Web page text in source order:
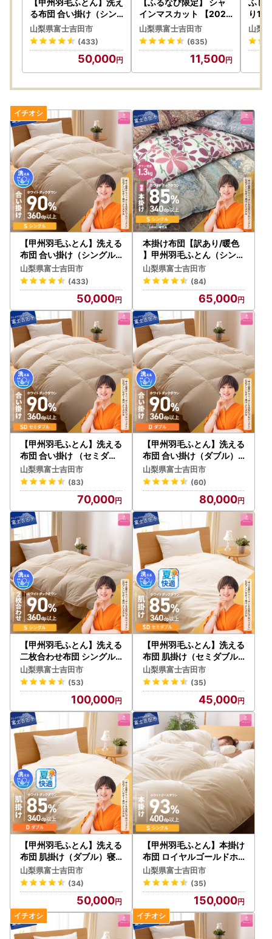
【甲州羽毛ふとん】洗え
る布団 合い掛け（シン
グル）寝具 暖かい布団
山梨県富士吉田市
(433)
50,000
【ふるなび限定】 シャ
インマスカット 【2026
年発送】高級 山梨県産
シャインマスカット 2～
3房 （1.2kg以上） フル
ーツ FN-Limited-SP
山梨県富士吉田市
(635)
11,500
ふじ
り
ト ク
山梨
【甲州羽毛ふとん】洗える
布団 合い掛け（シングル
）寝具 暖かい布団
山梨県富士吉田市
(433)
50,000
本掛け布団【訳あり/暖色
】甲州羽毛ふとん（シング
ル/お任せ柄）寝具 暖かい
布団
山梨県富士吉田市
(84)
65,000
【甲州羽毛ふとん】洗える
布団 合い掛け （セミダブ
ル）寝具 暖かい布団
山梨県富士吉田市
(83)
70,000
【甲州羽毛ふとん】洗える
布団 合い掛け（ダブル）
寝具 暖かい布団
山梨県富士吉田市
(60)
80,000
【甲州羽毛ふとん】洗える
二枚合わせ布団 シングル
暖かい布団
山梨県富士吉田市
(53)
100,000
【甲州羽毛ふとん】洗える
布団 肌掛け（セミダブル)
暖かい布団 寝具
山梨県富士吉田市
(35)
45,000
【甲州羽毛ふとん】洗える
布団 肌掛け（ダブル）寝
具 暖かい布団
山梨県富士吉田市
(34)
50,000
【甲州羽毛ふとん】本掛け
布団 ロイヤルゴールドホ
ワイトグース93％ (シング
ル) アイボリー布団
山梨県富士吉田市
(35)
150,000